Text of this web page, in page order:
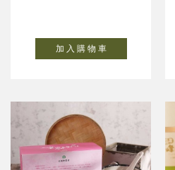
加 入 購 物 車